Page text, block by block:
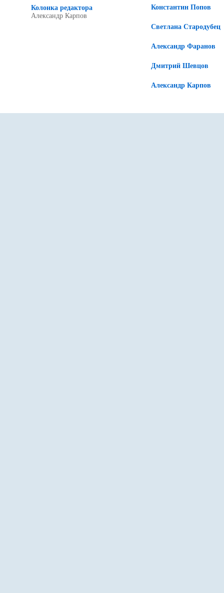
Колонка редактора
Александр Карпов
Константин Попов
Светлана Стародубец
Александр Фаранов
Дмитрий Шевцов
Александр Карпов